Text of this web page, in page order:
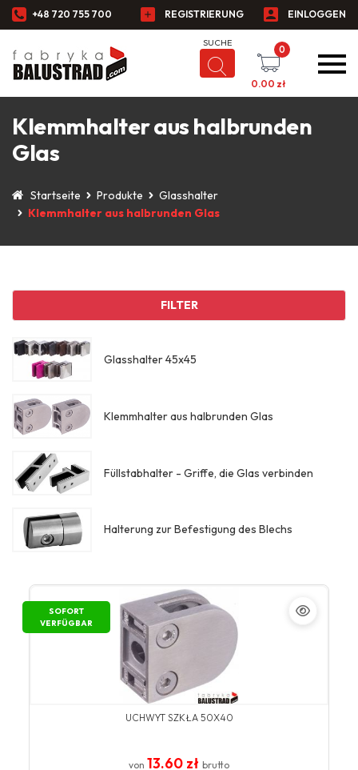
+48 720 755 700 REGISTRIERUNG EINLOGGEN
0
0.00 zł
Klemmhalter aus halbrunden
Glas
Startseite Produkte
Glasshalter
Klemmhalter aus halbrunden Glas
FILTER
Glasshalter 45x45
Klemmhalter aus halbrunden Glas
Füllstabhalter - Griffe, die Glas verbinden
Halterung zur Befestigung des Blechs
SOFORT
VERFÜGBAR
UCHWYT SZKŁA 50X40
von 13.60 zł brutto